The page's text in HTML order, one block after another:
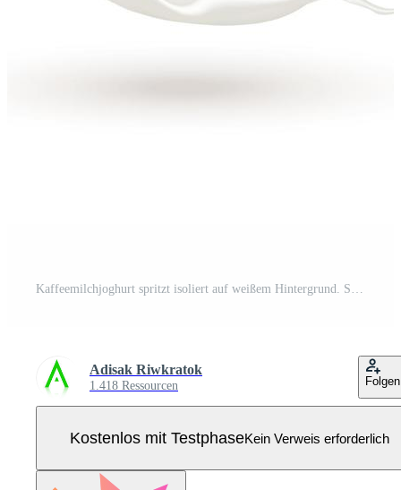
Kaffeemilchjoghurt spritzt isoliert auf weißem Hintergrund. Sport treiben und sich gesund ernähren. Gesundheitskonzept. realistische 3D-Vektorillustration. Pro Vektor
Adisak Riwkratok
1.418 Ressourcen Folgen
Kostenlos mit TestphaseKein Verweis erforderlich